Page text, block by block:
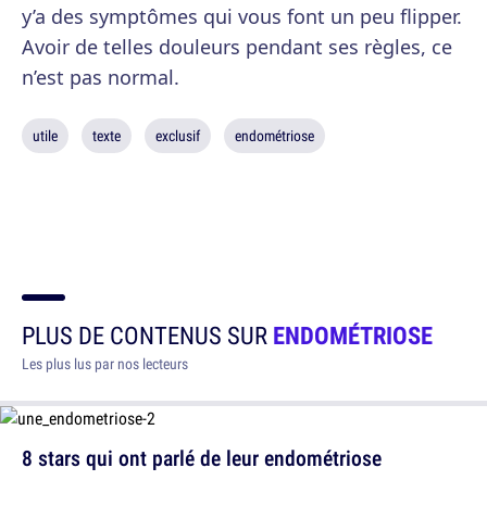
y’a des symptômes qui vous font un peu flipper.
Avoir de telles douleurs pendant ses règles, ce
n’est pas normal.
utile texte exclusif endométriose
PLUS DE CONTENUS SURENDOMÉTRIOSE
Les plus lus par nos lecteurs
8 stars qui ont parlé de leur endométriose